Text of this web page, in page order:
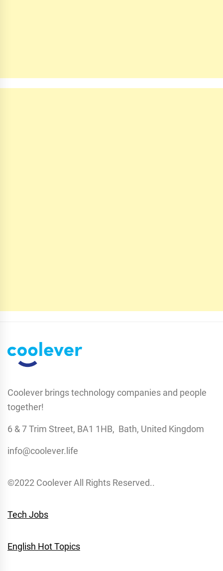
Coolever brings technology companies and people
together!
6 & 7 Trim Street, BA1 1HB, Bath, United Kingdom
info@coolever.life
©2022 Coolever All Rights Reserved..
Tech Jobs
English Hot Topics